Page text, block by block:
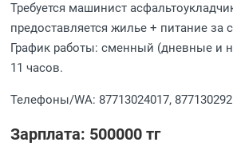
Астана
Шымкент
Усть-
Каменогорск
Требуется машинист
предоставляется жилье + питание за
График работы: сменный (дневные и
11 часов.
Телефоны/WA: 87713024017,
Зарплата: 500000 тг